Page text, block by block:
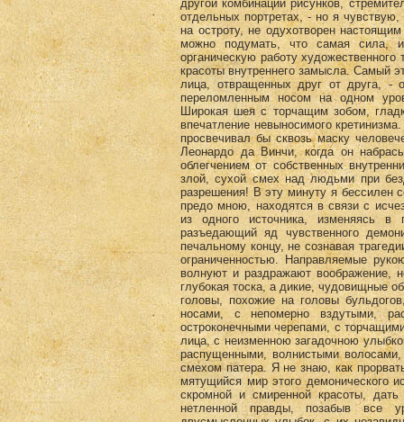
другой комбинации рисунков,
отдельных портретах, - но я
на остроту, не одухотворен
можно подумать, что самая сила,
органическую работу
красоты внутреннего замысла. Самый
лица, отвращенных друг от друга, -
переломленным носом на одном
Широкая шея с торчащим зобом,
впечатление невыносимого
просвечивал бы сквозь маску
Леонардо да Винчи, когда он
облегчением от собственных
злой, сухой смех над людьми при
разрешения! В эту минуту я бессилен
предо мною, находятся в связи с
из одного источника, изменяясь в
разъедающий яд чувственного
печальному концу, не сознавая
ограниченностью. Направляемые
волнуют и раздражают воображение,
глубокая тоска, а дикие, чудовищные
головы, похожие на головы
носами, с непомерно вздутыми,
остроконечными черепами, с
лица, с неизменною загадочною
распущенными, волнистыми
смехом патера. Я не знаю, как
мятущийся мир этого демонического
скромной и смиренной красоты,
нетленной правды, позабыв все